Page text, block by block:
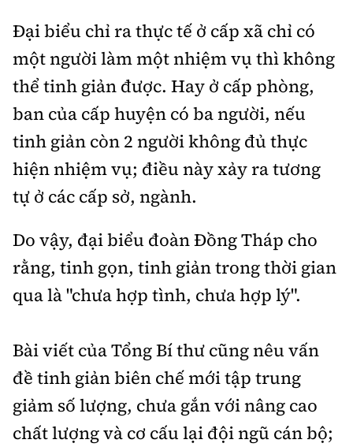
Đại biểu chỉ ra thực tế ở cấp xã chỉ có
một người làm một nhiệm vụ thì không
thể tinh giản được. Hay ở cấp phòng,
ban của cấp huyện có ba người, nếu
tinh giản còn 2 người không đủ thực
hiện nhiệm vụ; điều này xảy ra tương
tự ở các cấp sở, ngành.
Do vậy, đại biểu đoàn Đồng Tháp cho
rằng, tinh gọn, tinh giản trong thời gian
qua là "chưa hợp tình, chưa hợp lý".
Bài viết của Tổng Bí thư cũng nêu vấn
đề tinh giản biên chế mới tập trung
giảm số lượng, chưa gắn với nâng cao
chất lượng và cơ cấu lại đội ngũ cán bộ;